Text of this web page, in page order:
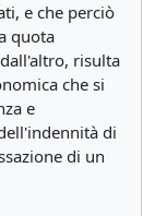
e che perciò
quota
risulta
che si
e
di
di un